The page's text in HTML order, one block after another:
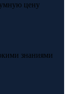
цену
знаниями